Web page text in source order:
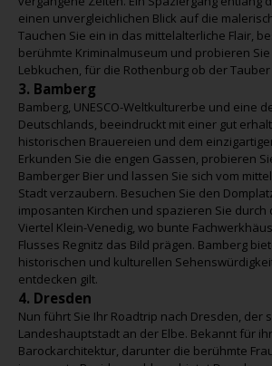
einen unvergleichlichen Blick auf die
Tauchen Sie ein in das mittelalterliche Flair,
berühmte Kriminalmuseum und probieren
Lebkuchen, für die Rothenburg ob der
3. Bamberg
Bamberg, UNESCO-Weltkulturerbe und eine
Deutschlands, beeindruckt mit einer gut
historischen Brauereien und dem
Erkunden Sie die engen Gassen, probieren
Bamberger Bier und lassen Sie sich vom
Stadt verzaubern. Besuchen Sie den
imposanten Kirchen und spazieren Sie durch
Viertel Klein-Venedig, wo bunte
Flusses Regnitz das Bild prägen. Bamberg
historischen und kulturellen
entdecken gilt.
4. Dresden
Nun führt Sie Ihr Roadtrip nach Dresden, der
Landeshauptstadt an der Elbe. Bekannt für
Barockarchitektur, darunter die berühmte